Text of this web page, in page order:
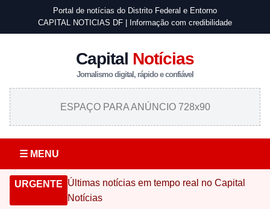
Portal de notícias do Distrito Federal e Entorno
CAPITAL NOTICIAS DF | Informação com credibilidade
Capital Notícias
Jornalismo digital, rápido e confiável
ESPAÇO PARA ANÚNCIO 728x90
☰ MENU
URGENTE Últimas notícias em tempo real no Capital
Notícias